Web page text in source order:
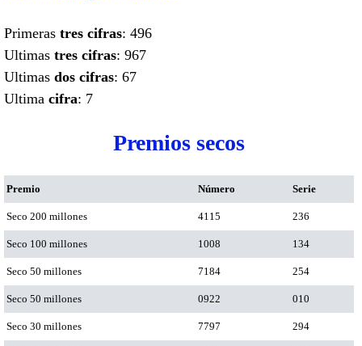
Primeras tres cifras: 496
Ultimas tres cifras: 967
Ultimas dos cifras: 67
Ultima cifra: 7
Premios secos
Premio Número Serie
Seco 200 millones 4115 236
Seco 100 millones 1008 134
Seco 50 millones 7184 254
Seco 50 millones 0922 010
Seco 30 millones 7797 294